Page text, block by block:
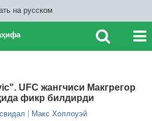
на русском
UFC жангчиси Макгрегор
фикр билдирди
Макс Холлоуэй